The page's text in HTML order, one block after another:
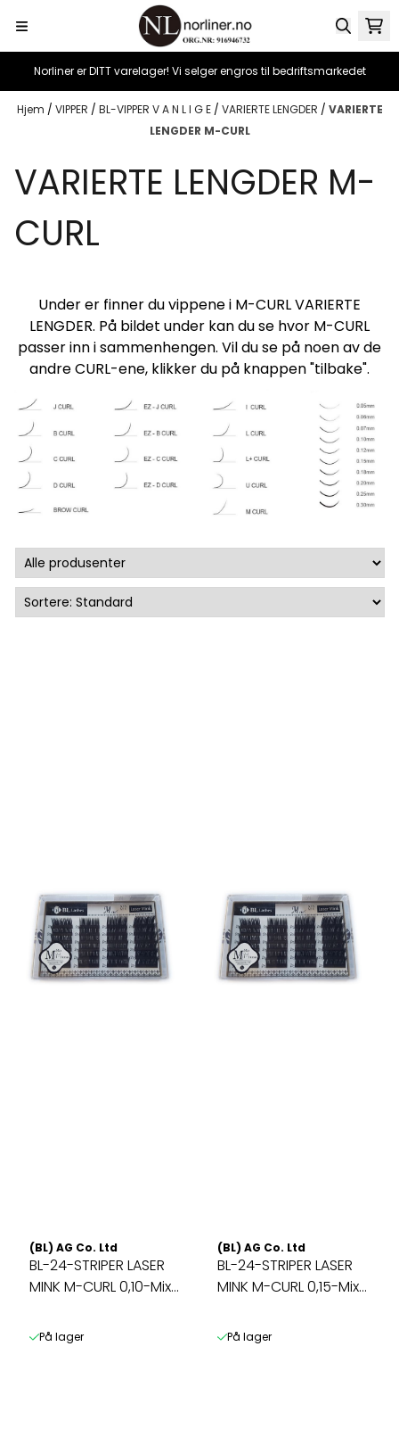
Hopp til innhold
Norliner er DITT varelager! Vi selger engros til bedriftsmarkedet
Hjem / VIPPER / BL-VIPPER V A N L I G E / VARIERTE LENGDER / VARIERTE
LENGDER M-CURL
VARIERTE LENGDER M-
CURL
Under er finner du vippene i M-CURL VARIERTE
LENGDER. På bildet under kan du se hvor M-CURL
passer inn i sammenhengen. Vil du se på noen av de
andre CURL-ene, klikker du på knappen "tilbake".
(BL) AG Co. Ltd
BL-24-STRIPER LASER
MINK M-CURL 0,10-Mix
På lager
(BL) AG Co. Ltd
BL-24-STRIPER LASER
MINK M-CURL 0,15-Mix
På lager